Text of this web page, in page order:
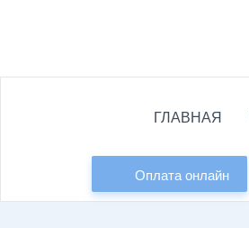
ГЛАВНАЯ
Оплата онлайн